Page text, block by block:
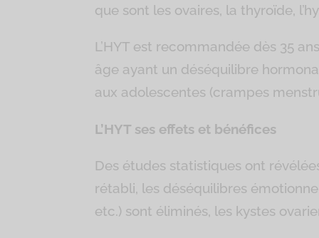
que sont les ovaires, la thyroïde,
L’HYT est recommandée dès 35
âge ayant un déséquilibre
aux adolescentes (crampes
L’HYT ses effets et bénéfices
Des études statistiques ont
rétabli, les déséquilibres
etc.) sont éliminés, les kystes